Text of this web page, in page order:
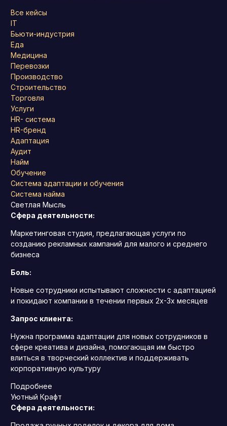
Все кейсы
IT
Бьюти-индустрия
Еда
Медицина
Перевозки
Производство
Строительство
Торговля
Услуги
HR- система
HR-бренд
Адаптация
Аудит
Найм
Обучение
Система адаптации и обучения
Система найма
Светлая Мысль
Сфера деятельности:
Маркетинговая студия, предлагающая услуги по
созданию рекламных кампаний для малого и среднего
бизнеса
Боль:
Новые сотрудники испытывают сложности с адаптацией
и покидают компании в течении первых 2х-3х месяцев
Запрос клиента:
Нужна программа адаптации для новых сотрудников в
сфере креатива и дизайна, помогающая им быстро
влиться в творческий коллектив и поддерживать
корпоративную культуру
Подробнее
Уютный Крафт
Сфера деятельности: